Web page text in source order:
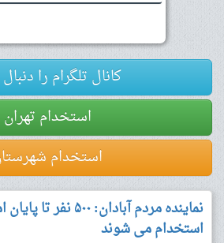
کانال تلگرام را
استخدام تهران
استخدام
نماینده مردم آبادان:
استخدام می شوند